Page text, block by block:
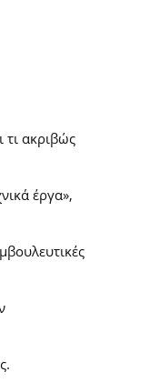
τι ακριβώς
έργα»,